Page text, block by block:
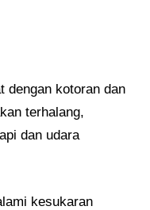
dengan kotoran dan
terhalang,
dan udara
kesukaran